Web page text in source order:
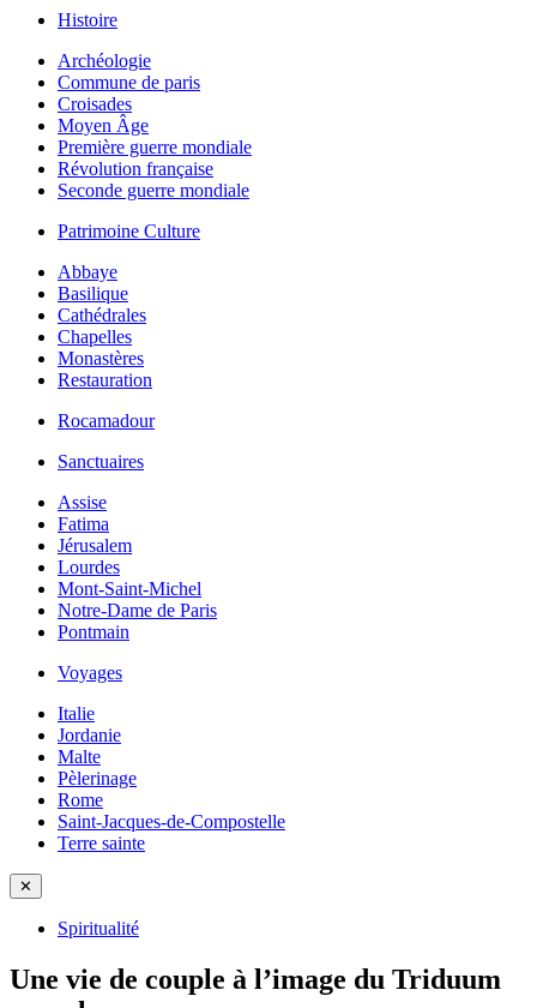
Histoire
Archéologie
Commune de paris
Croisades
Moyen Âge
Première guerre mondiale
Révolution française
Seconde guerre mondiale
Patrimoine Culture
Abbaye
Basilique
Cathédrales
Chapelles
Monastères
Restauration
Rocamadour
Sanctuaires
Assise
Fatima
Jérusalem
Lourdes
Mont-Saint-Michel
Notre-Dame de Paris
Pontmain
Voyages
Italie
Jordanie
Malte
Pèlerinage
Rome
Saint-Jacques-de-Compostelle
Terre sainte
✕
Spiritualité
Une vie de couple à l’image du Triduum